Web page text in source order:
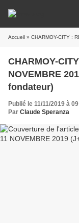
Accueil » CHARMOY-CITY :
CHARMOY-
NOVEMBRE 2019 (J+3981 après le vote négatif
fondateur)
Publié le 11/11/2019 à
Par Claude Speranza